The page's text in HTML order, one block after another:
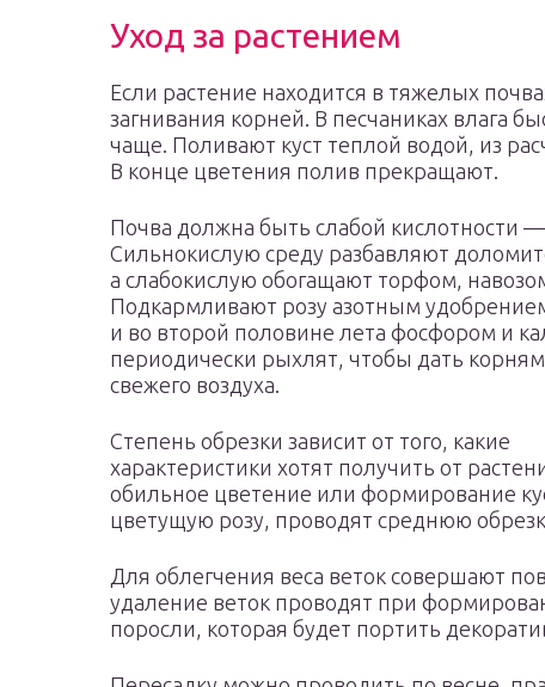
Уход за растением
Если растение находится в тяжелых
загнивания корней. В песчаниках влага
чаще. Поливают куст теплой водой, из
В конце цветения полив прекращают.
Почва должна быть слабой кислотности
Сильнокислую среду разбавляют
а слабокислую обогащают торфом,
Подкармливают розу азотным
и во второй половине лета фосфором и
периодически рыхлят, чтобы дать
свежего воздуха.
Степень обрезки зависит от того, какие
характеристики хотят получить от
обильное цветение или формирование
цветущую розу, проводят среднюю
Для облегчения веса веток совершают
удаление веток проводят при
поросли, которая будет портить